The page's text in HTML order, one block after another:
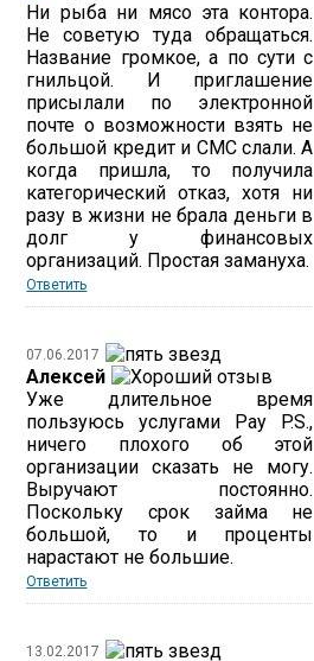
Ни рыба ни мясо эта контора.
Не советую туда обращаться.
Название громкое, а по сути с
гнильцой. И приглашение
присылали по электронной
почте о возможности взять не
большой кредит и СМС слали. А
когда пришла, то получила
категорический отказ, хотя ни
разу в жизни не брала деньги в
долг у финансовых
организаций. Простая замануха.
Ответить
07.06.2017
Алексей
Уже длительное время
пользуюсь услугами Pay P.S.,
ничего плохого об этой
организации сказать не могу.
Выручают постоянно.
Поскольку срок займа не
большой, то и проценты
нарастают не большие.
Ответить
13.02.2017